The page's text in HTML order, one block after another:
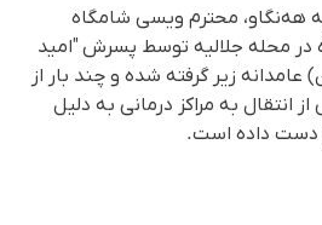
هه‌نگاو، محترم ویسی شامگاه
در محله جلالیه توسط پسرش "امید
عامدانه زیر گرفته شده و چند بار از
به مراکز درمانی به دلیل
دست داده است.